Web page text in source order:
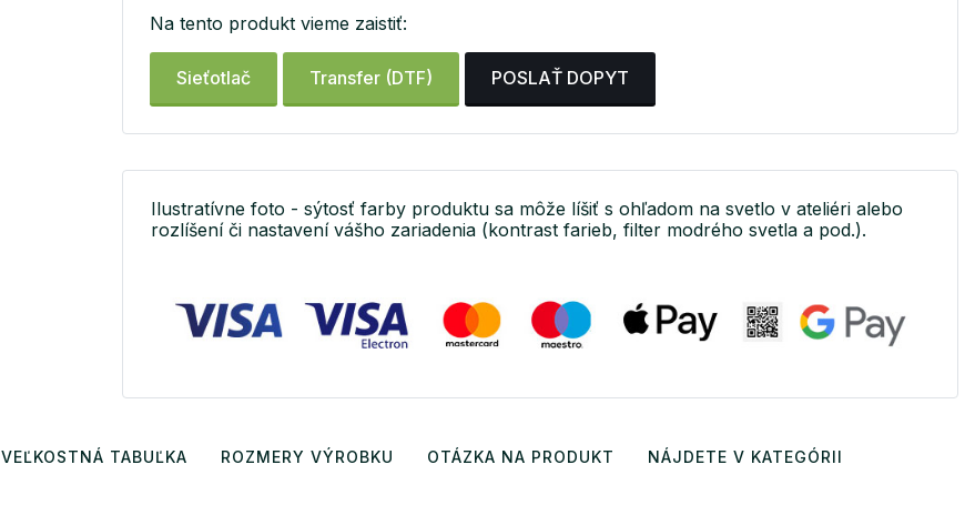
Na tento produkt vieme zaistiť:
Sieťotlač Transfer (DTF) POSLAŤ DOPYT
Ilustratívne foto - sýtosť farby produktu sa môže líšiť s ohľadom na svetlo v ateliéri alebo
rozlíšení či nastavení vášho zariadenia (kontrast farieb, filter modrého svetla a pod.).
VEĽKOSTNÁ TABUĽKA ROZMERY VÝROBKU OTÁZKA NA PRODUKT
NÁJDETE V KATEGÓRII